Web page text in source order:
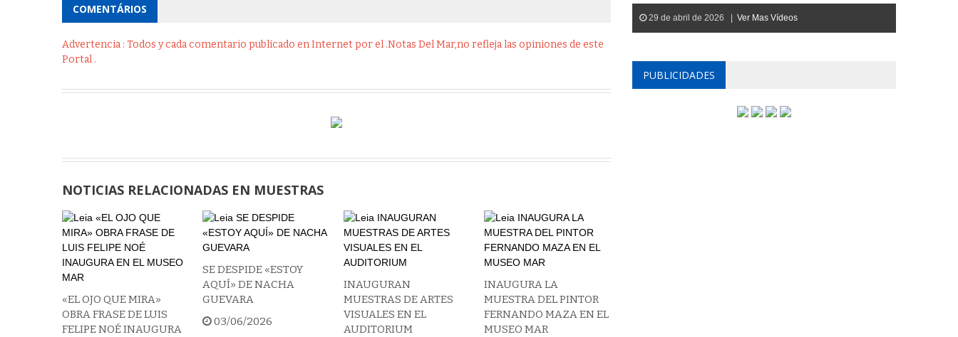
COMENTÁRIOS
Advertencia : Todos y cada comentario publicado en Internet por el .Notas Del Mar,no refleja las opiniones de este
Portal .
NOTICIAS RELACIONADAS EN MUESTRAS
«EL OJO QUE MIRA»
OBRA FRASE DE LUIS
FELIPE NOÉ INAUGURA
SE DESPIDE «ESTOY
AQUÍ» DE NACHA
GUEVARA
03/06/2026
INAUGURAN
MUESTRAS DE ARTES
VISUALES EN EL
AUDITORIUM
INAUGURA LA
MUESTRA DEL PINTOR
FERNANDO MAZA EN EL
MUSEO MAR
29 de abril de 2026 | Ver Mas Vídeos
PUBLICIDADES